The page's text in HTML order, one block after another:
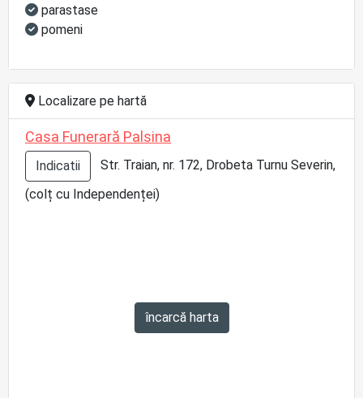
parastase
pomeni
Localizare pe hartă
Casa Funerară Palsina
Indicatii
Str. Traian, nr. 172, Drobeta Turnu Severin,
(colț cu Independenței)
încarcă harta